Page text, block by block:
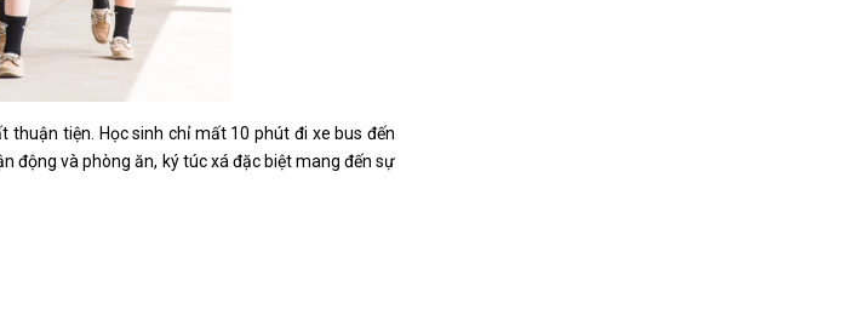
tiện. Học sinh chỉ mất 10 phút đi xe bus đến
động và phòng ăn, ký túc xá đặc biệt mang đến sự